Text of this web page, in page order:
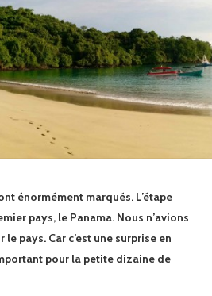
énormément marqués. L’étape
pays, le Panama. Nous n’avions
pays. Car c’est une surprise en
pour la petite dizaine de